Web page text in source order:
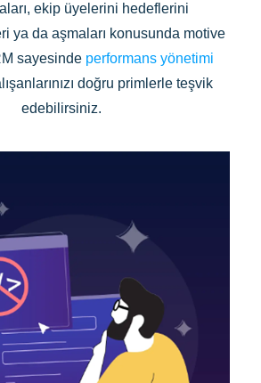
ekip üyelerini hedeflerini
ya da aşmaları konusunda motive
sayesinde performans yönetimi
doğru primlerle teşvik
edebilirsiniz.